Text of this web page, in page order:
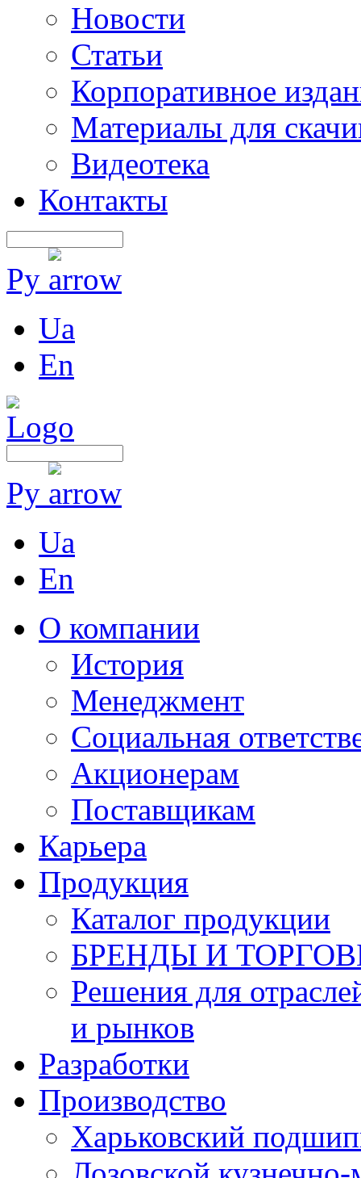
Новости
Статьи
Корпоративное
Материалы для
Видеотека
Контакты
Ру
Ua
En
Ру
Ua
En
О компании
История
Менеджмент
Социальная
Акционерам
Поставщикам
Карьера
Продукция
Каталог продукции
БРЕНДЫ И
Решения для
и рынков
Разработки
Производство
Харьковский